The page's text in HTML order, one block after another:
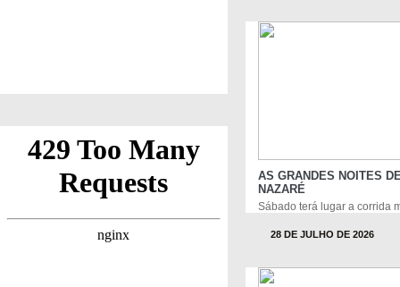
AS GRANDES NOITES
NAZARÉ
Sábado terá lugar a corrida
28 DE JULHO DE 2026